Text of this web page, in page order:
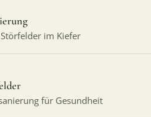
im Kiefer
für Gesundheit